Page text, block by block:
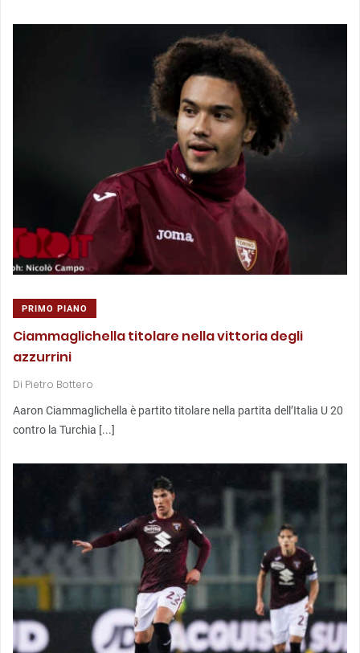
PRIMO PIANO
Ciammaglichella titolare nella vittoria degli
azzurrini
Di Pietro Bottero
Aaron Ciammaglichella è partito titolare nella partita dell’Italia U 20
contro la Turchia [...]